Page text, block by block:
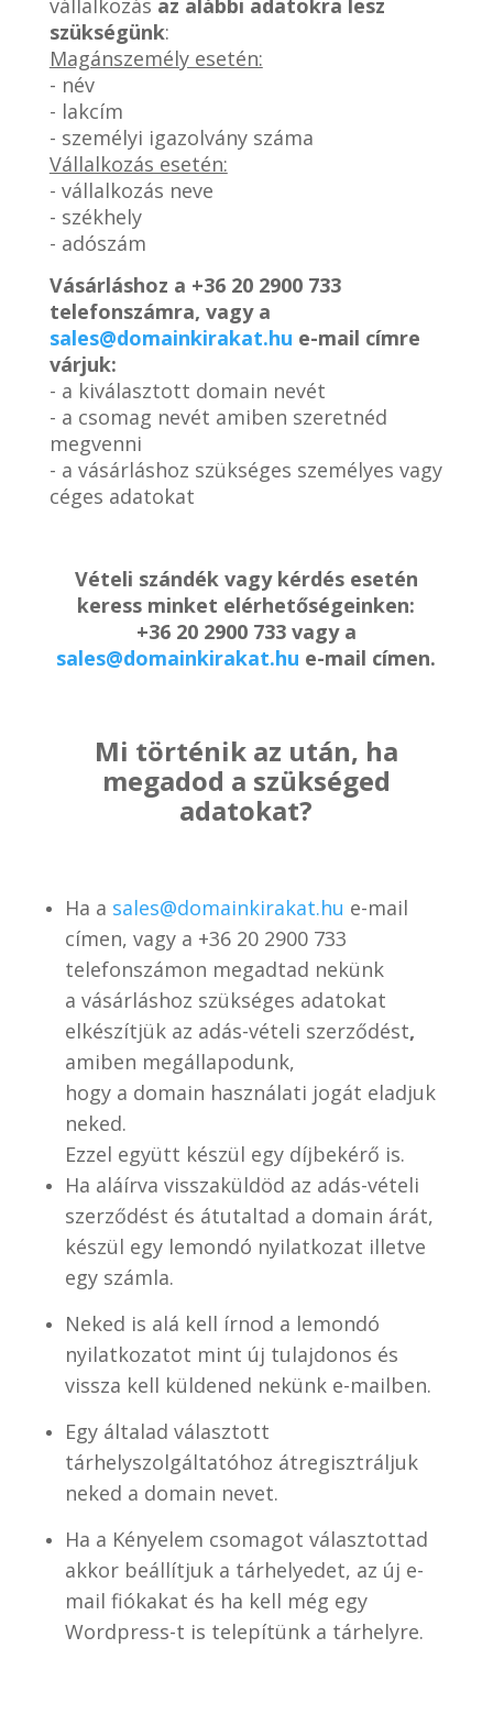
szükségünk:
Magánszemély esetén:
- név
- lakcím
- személyi igazolvány száma
Vállalkozás esetén:
- vállalkozás neve
- székhely
- adószám
Vásárláshoz a +36 20 2900 733
telefonszámra, vagy a
sales@domainkirakat.hu e-mail címre
várjuk:
- a kiválasztott domain nevét
- a csomag nevét amiben szeretnéd
megvenni
- a vásárláshoz szükséges személyes vagy
céges adatokat
Vételi szándék vagy kérdés esetén
keress minket elérhetőségeinken:
+36 20 2900 733 vagy a
sales@domainkirakat.hu e-mail címen.
Mi történik az után, ha
megadod a szükséged
adatokat?
Ha a sales@domainkirakat.hu e-mail
címen, vagy a +36 20 2900 733
telefonszámon megadtad nekünk
a vásárláshoz szükséges adatokat
elkészítjük az adás-vételi szerződést,
amiben megállapodunk,
hogy a domain használati jogát eladjuk
neked.
Ezzel együtt készül egy díjbekérő is.
Ha aláírva visszaküldöd az adás-vételi
szerződést és átutaltad a domain árát,
készül egy lemondó nyilatkozat illetve
egy számla.
Neked is alá kell írnod a lemondó
nyilatkozatot mint új tulajdonos és
vissza kell küldened nekünk e-mailben.
Egy általad választott
tárhelyszolgáltatóhoz átregisztráljuk
neked a domain nevet.
Ha a Kényelem csomagot választottad
akkor beállítjuk a tárhelyedet, az új e-
mail fiókakat és ha kell még egy
Wordpress-t is telepítünk a tárhelyre.